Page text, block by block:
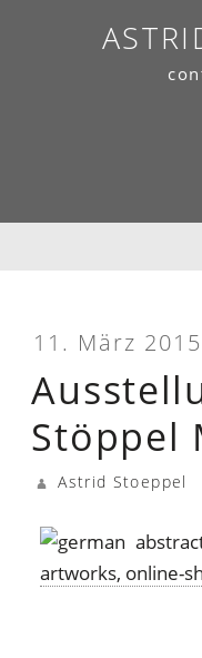
11. März 2015
Stöppel
Astrid Stoeppel